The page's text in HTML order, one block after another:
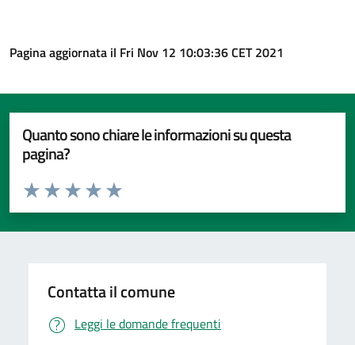
Pagina aggiornata il Fri Nov 12 10:03:36 CET 2021
Quanto sono chiare le informazioni su questa
pagina?
Valuta da 1 a 5 stelle la pagina
Valuta 5 stelle su 5
Valuta 4 stelle su 5
Valuta 3 stelle su 5
Valuta 2 stelle su 5
Valuta 1 stelle su 5
Contatta il comune
Leggi le domande frequenti